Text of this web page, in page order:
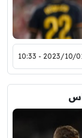
2023/10/01 -